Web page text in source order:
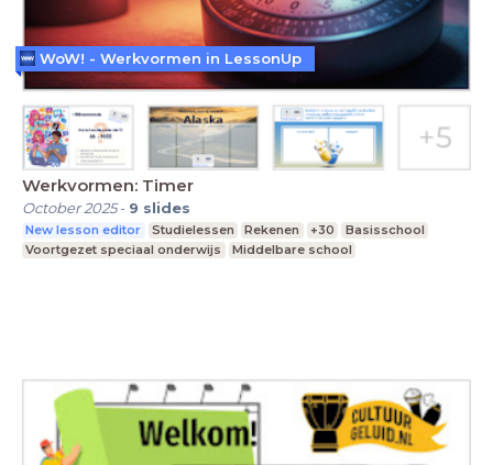
Werkvormen: Timer
October 2025- 9 slides
New lesson editor Studielessen Rekenen +30
Basisschool
Voortgezet speciaal onderwijs
Middelbare school
WoW! - Werkvormen in LessonUp